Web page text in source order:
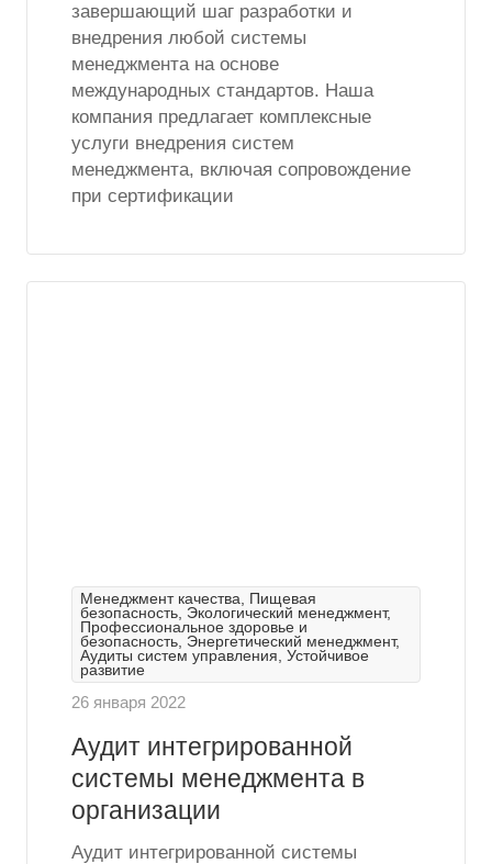
завершающий шаг разработки и
внедрения любой системы
менеджмента на основе
международных стандартов. Наша
компания предлагает комплексные
услуги внедрения систем
менеджмента, включая сопровождение
при сертификации
Менеджмент качества, Пищевая
безопасность, Экологический менеджмент,
Профессиональное здоровье и
безопасность, Энергетический менеджмент,
Аудиты систем управления, Устойчивое
развитие
26 января 2022
Аудит интегрированной
системы менеджмента в
организации
Аудит интегрированной системы